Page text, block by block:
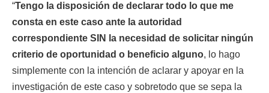
“Tengo la disposición de declarar todo lo que me
consta en este caso ante la autoridad
correspondiente SIN la necesidad de solicitar ningún
criterio de oportunidad o beneficio alguno, lo hago
simplemente con la intención de aclarar y apoyar en la
investigación de este caso y sobretodo que se sepa la